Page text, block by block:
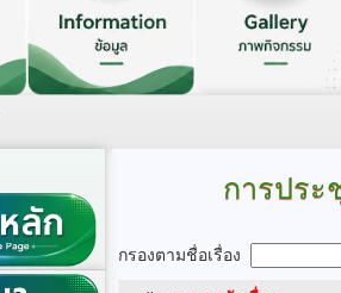
การประ
กรองตามชื่อเรื่อง